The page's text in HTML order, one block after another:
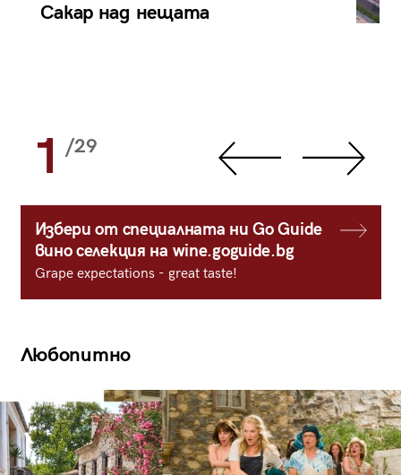
Сакар над нещата
1 /29
Избери от специалната ни Go Guide
вино селекция на wine.goguide.bg
Grape expectations - great taste!
Любопитно